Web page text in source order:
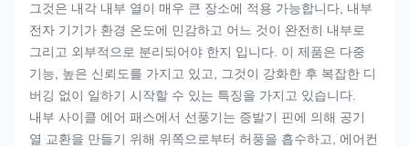
그것은 내각 내부 열이 매우 큰 장소에 적용 가능합니다, 내부
전자 기기가 환경 온도에 민감하고 어느 것이 완전히 내부로
그리고 외부적으로 분리되어야 한지 입니다. 이 제품은 다중
기능, 높은 신뢰도를 가지고 있고, 그것이 강화한 후 복잡한 디
버깅 없이 일하기 시작할 수 있는 특징을 가지고 있습니다.
내부 사이클 에어 패스에서 선풍기는 증발기 핀에 의해 공기
열 교환을 만들기 위해 위쪽으로부터 허풍을 흡수하고, 에어컨